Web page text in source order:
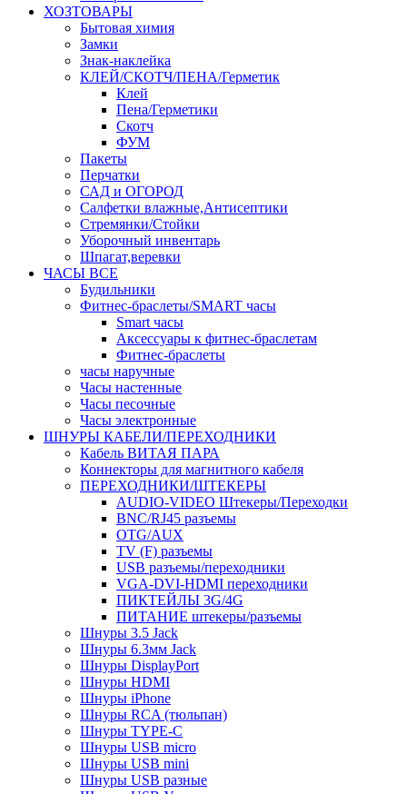
ХОЗТОВАРЫ
Бытовая химия
Замки
Знак-наклейка
КЛЕЙ/СКОТЧ/ПЕНА/Герметик
Клей
Пена/Герметики
Скотч
ФУМ
Пакеты
Перчатки
САД и ОГОРОД
Салфетки влажные,Антисептики
Стремянки/Стойки
Уборочный инвентарь
Шпагат,веревки
ЧАСЫ ВСЕ
Будильники
Фитнес-браслеты/SMART часы
Smart часы
Аксессуары к фитнес-браслетам
Фитнес-браслеты
часы наручные
Часы настенные
Часы песочные
Часы электронные
ШНУРЫ КАБЕЛИ/ПЕРЕХОДНИКИ
Кабель ВИТАЯ ПАРА
Коннекторы для магнитного кабеля
ПЕРЕХОДНИКИ/ШТЕКЕРЫ
AUDIO-VIDEO Штекеры/Переходки
BNC/RJ45 разъемы
OTG/AUX
TV (F) разъемы
USB разъемы/переходники
VGA-DVI-HDMI переходники
ПИКТЕЙЛЫ 3G/4G
ПИТАНИЕ штекеры/разъемы
Шнуры 3.5 Jack
Шнуры 6.3мм Jack
Шнуры DisplayPort
Шнуры HDMI
Шнуры iPhone
Шнуры RCA (тюльпан)
Шнуры TYPE-C
Шнуры USB micro
Шнуры USB mini
Шнуры USB разные